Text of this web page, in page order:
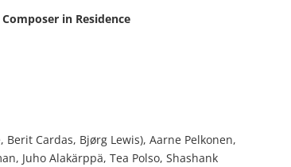
in Residence
Cardas, Bjørg Lewis), Aarne Pelkonen,
Juho Alakärppä, Tea Polso, Shashank